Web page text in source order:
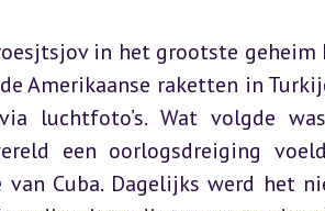
in het grootste geheim
Amerikaanse raketten in
luchtfoto’s. Wat volgde
een oorlogsdreiging
Cuba. Dagelijks werd het